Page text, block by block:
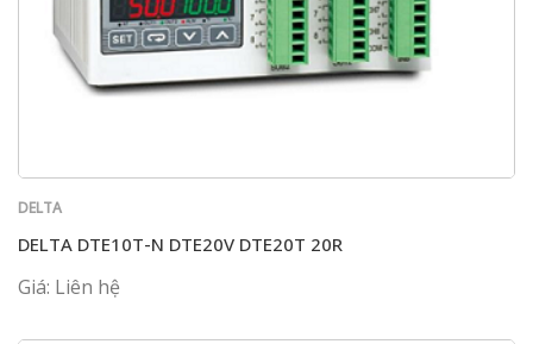
DELTA
DELTA DTE10T-N DTE20V DTE20T 20R
Giá: Liên hệ